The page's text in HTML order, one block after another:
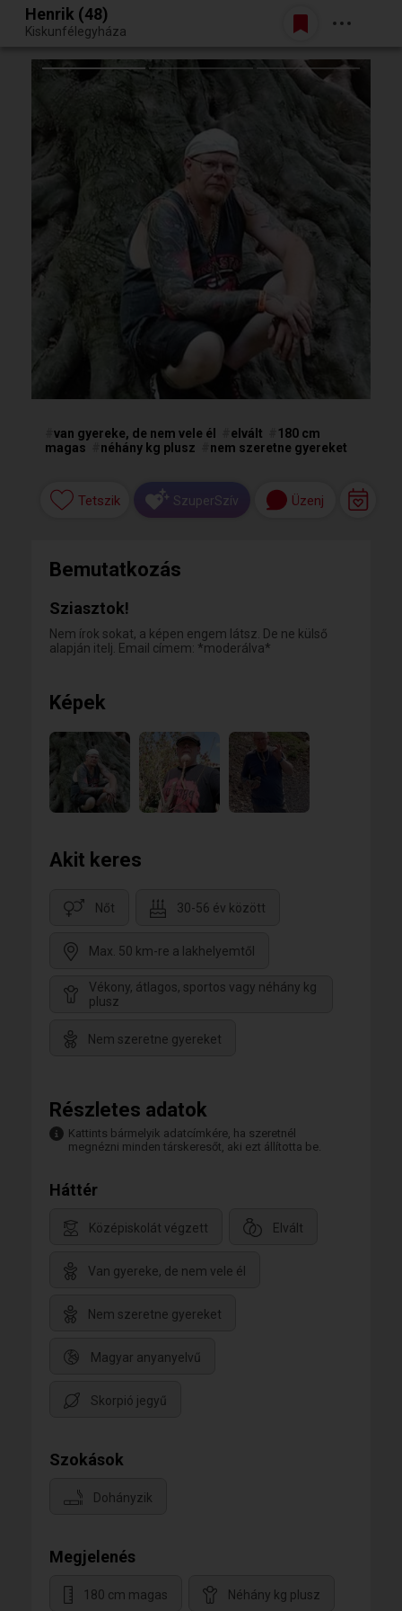
Egy jó randiból bármi lehet.
Belépés
Henrik (48)
Kiskunfélegyháza
van gyereke, de nem vele él elvált
180 cm
magas
néhány kg plusz nem szeretne gyereket
Tetszik SzuperSzív Üzenj
Bemutatkozás
Sziasztok!
Nem írok sokat, a képen engem látsz. De ne külső
alapján itelj. Email címem: *moderálva*
Képek
Akit keres
Nőt 30-56 év között
Max. 50 km-re a lakhelyemtől
Vékony, átlagos, sportos vagy néhány kg
plusz
Nem szeretne gyereket
Részletes adatok
Kattints bármelyik adatcímkére, ha szeretnél
megnézni minden társkeresőt, aki ezt állította be.
Háttér
Középiskolát végzett Elvált
Van gyereke, de nem vele él
Nem szeretne gyereket
Magyar anyanyelvű
Skorpió jegyű
Szokások
Dohányzik
Megjelenés
180 cm magas Néhány kg plusz